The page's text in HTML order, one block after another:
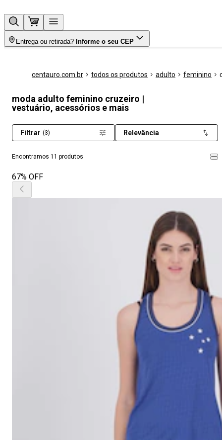
Entrega ou retirada? Informe o seu CEP
centauro.com.br todos os produtos adulto feminino
moda adulto feminino cruzeiro |
vestuário, acessórios e mais
Encontramos 11 produtos
Filtrar (3) Relevância
67% OFF